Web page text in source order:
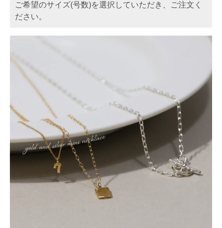
ご希望のサイズ(号数)を選択していただき、ご注文く
ださい。